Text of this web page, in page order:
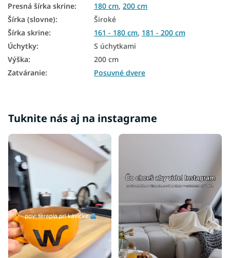
Presná šírka skrine: 180 cm, 200 cm
Šírka (slovne):
Široké
Šírka skrine: 161 - 180 cm, 181 - 200 cm
Úchytky:
S úchytkami
Výška:
200 cm
Zatváranie: Posuvné dvere
Tuknite nás aj na instagrame